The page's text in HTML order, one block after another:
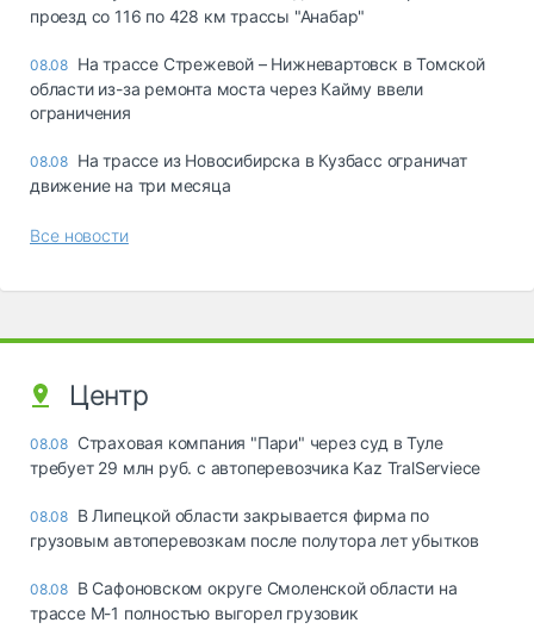
проезд со 116 по 428 км трассы "Анабар"
08.08 На трассе Стрежевой – Нижневартовск в Томской
области из-за ремонта моста через Кайму ввели
ограничения
08.08 На трассе из Новосибирска в Кузбасс ограничат
движение на три месяца
Все новости
Центр
08.08 Страховая компания "Пари" через суд в Туле
требует 29 млн руб. с автоперевозчика Kaz TralServiece
08.08 В Липецкой области закрывается фирма по
грузовым автоперевозкам после полутора лет убытков
08.08 В Сафоновском округе Смоленской области на
трассе М-1 полностью выгорел грузовик